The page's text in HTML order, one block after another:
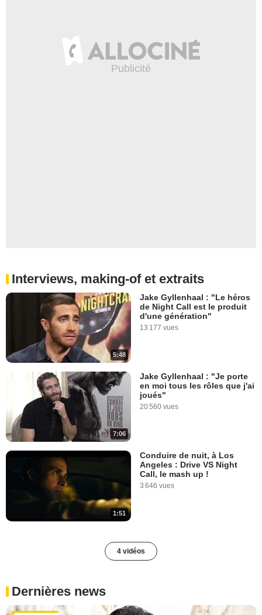
Interviews, making-of et extraits
5:48
Jake Gyllenhaal : "Le héros
de Night Call est le produit
d'une génération"
13 177 vues
7:06
Jake Gyllenhaal : "Je porte
en moi tous les rôles que j'ai
joués"
20 560 vues
1:51
Conduire de nuit, à Los
Angeles : Drive VS Night
Call, le mash up !
3 646 vues
4 vidéos
Dernières news